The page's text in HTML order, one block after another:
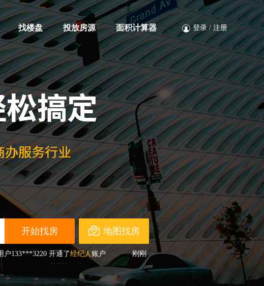
找楼盘 投放房源 面积计算器 登录/ 注册
地图找房
户133***3220 开通了经纪人账户
刚刚
用户
开通了 开发商 账户
4分钟前
用户151***7525提交了委托找房申请
2分钟前